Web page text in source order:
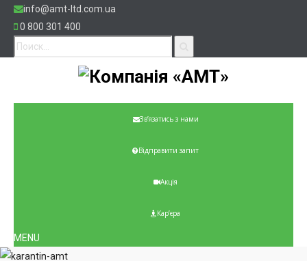
info@amt-ltd.com.ua
0 800 301 400
Зв’язатись з нами
Відправити запит
Акція
Кар’єра
MENU